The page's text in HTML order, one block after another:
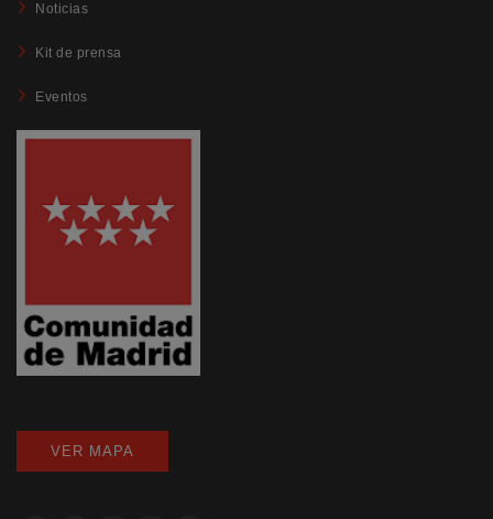
Noticias
Kit de prensa
Eventos
VER MAPA